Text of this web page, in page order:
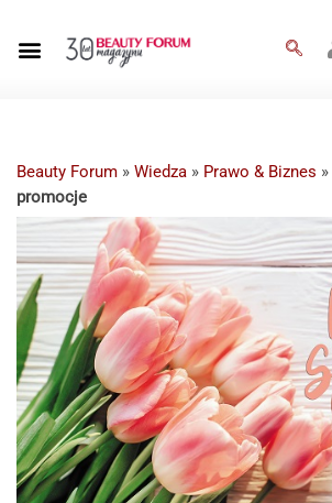
Beauty Forum » Wiedza » Prawo & Biznes »
promocje